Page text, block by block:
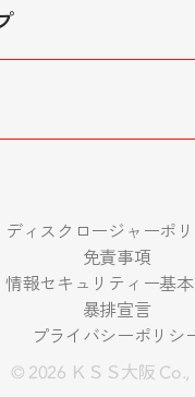
ディスクロージャーポ
免責事項
情報セキュリティー基
暴排宣言
プライバシーポリシ
© 2026 ＫＳＳ大阪 Co.,